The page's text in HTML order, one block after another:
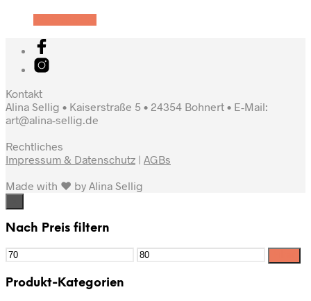
Kontakt
Alina Sellig • Kaiserstraße 5 • 24354 Bohnert • E-Mail:
art@alina-sellig.de
Rechtliches
Impressum & Datenschutz | AGBs
Made with ♥ by Alina Sellig
Nach Preis filtern
Produkt-Kategorien